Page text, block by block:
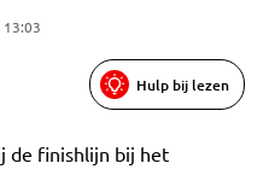
13:03
Hulp bij lezen
de finishlijn bij het